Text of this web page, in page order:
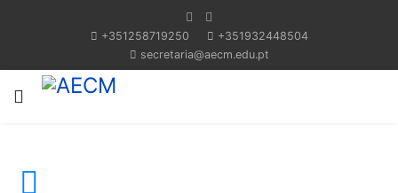
+351258719250
+351932448504
secretaria@aecm.edu.pt